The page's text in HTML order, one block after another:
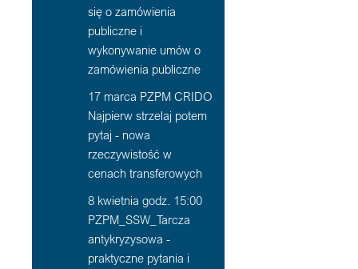
się o zamówienia
publiczne i
wykonywanie umów o
zamówienia publiczne
17 marca PZPM CRIDO
Najpierw strzelaj potem
pytaj - nowa
rzeczywistość w
cenach transferowych
8 kwietnia godz. 15:00
PZPM_SSW_Tarcza
antykryzysowa -
praktyczne pytania i